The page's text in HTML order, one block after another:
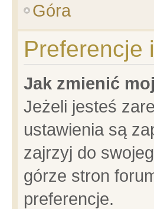
Góra
Preferencje
Jak zmienić
Jeżeli jesteś
ustawienia są
zajrzyj do
górze stron
preferencje.